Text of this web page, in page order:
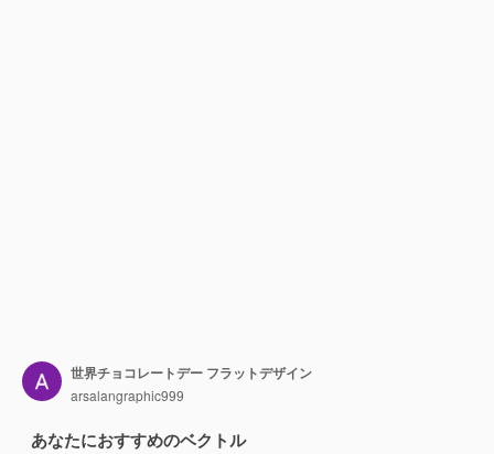
世界チョコレートデー フラットデザイン
arsalangraphic999
あなたにおすすめのベクトル